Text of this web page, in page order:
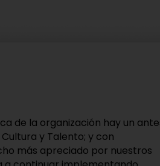
recomendada para
áreas de mejora, brindando una
cómo liderarlos de manera